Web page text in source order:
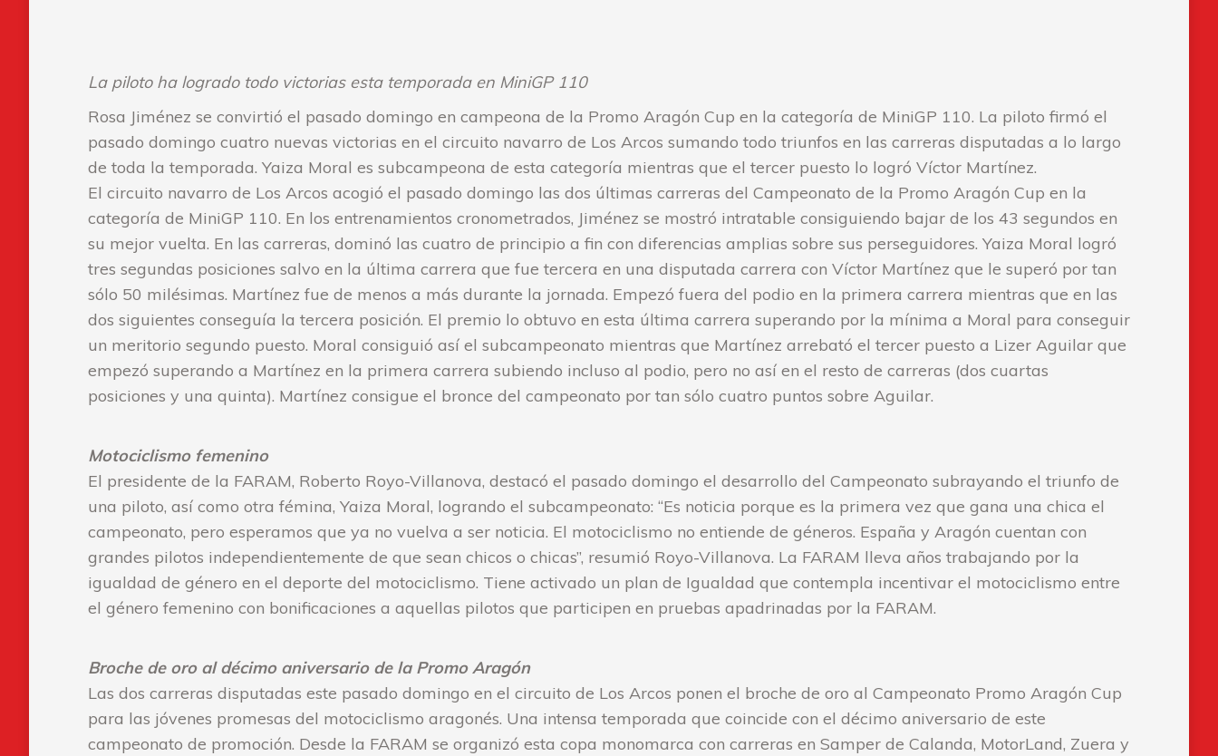
La piloto ha logrado todo victorias esta temporada en MiniGP 110
Rosa Jiménez se convirtió el pasado domingo en campeona de la Promo Aragón Cup en la categoría de MiniGP 110. La piloto firmó el
pasado domingo cuatro nuevas victorias en el circuito navarro de Los Arcos sumando todo triunfos en las carreras disputadas a lo largo
de toda la temporada. Yaiza Moral es subcampeona de esta categoría mientras que el tercer puesto lo logró Víctor Martínez.
El circuito navarro de Los Arcos acogió el pasado domingo las dos últimas carreras del Campeonato de la Promo Aragón Cup en la
categoría de MiniGP 110. En los entrenamientos cronometrados, Jiménez se mostró intratable consiguiendo bajar de los 43 segundos en
su mejor vuelta. En las carreras, dominó las cuatro de principio a fin con diferencias amplias sobre sus perseguidores. Yaiza Moral logró
tres segundas posiciones salvo en la última carrera que fue tercera en una disputada carrera con Víctor Martínez que le superó por tan
sólo 50 milésimas. Martínez fue de menos a más durante la jornada. Empezó fuera del podio en la primera carrera mientras que en las
dos siguientes conseguía la tercera posición. El premio lo obtuvo en esta última carrera superando por la mínima a Moral para conseguir
un meritorio segundo puesto. Moral consiguió así el subcampeonato mientras que Martínez arrebató el tercer puesto a Lizer Aguilar que
empezó superando a Martínez en la primera carrera subiendo incluso al podio, pero no así en el resto de carreras (dos cuartas
posiciones y una quinta). Martínez consigue el bronce del campeonato por tan sólo cuatro puntos sobre Aguilar.
Motociclismo femenino
El presidente de la FARAM, Roberto Royo-Villanova, destacó el pasado domingo el desarrollo del Campeonato subrayando el triunfo de
una piloto, así como otra fémina, Yaiza Moral, logrando el subcampeonato: “Es noticia porque es la primera vez que gana una chica el
campeonato, pero esperamos que ya no vuelva a ser noticia. El motociclismo no entiende de géneros. España y Aragón cuentan con
grandes pilotos independientemente de que sean chicos o chicas”, resumió Royo-Villanova. La FARAM lleva años trabajando por la
igualdad de género en el deporte del motociclismo. Tiene activado un plan de Igualdad que contempla incentivar el motociclismo entre
el género femenino con bonificaciones a aquellas pilotos que participen en pruebas apadrinadas por la FARAM.
Broche de oro al décimo aniversario de la Promo Aragón
Las dos carreras disputadas este pasado domingo en el circuito de Los Arcos ponen el broche de oro al Campeonato Promo Aragón Cup
para las jóvenes promesas del motociclismo aragonés. Una intensa temporada que coincide con el décimo aniversario de este
campeonato de promoción. Desde la FARAM se organizó esta copa monomarca con carreras en Samper de Calanda, MotorLand, Zuera y